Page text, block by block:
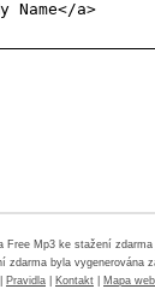
Free Mp3 ke stažení
zdarmabyla vygenerována
Pravidla Kontakt Mapa